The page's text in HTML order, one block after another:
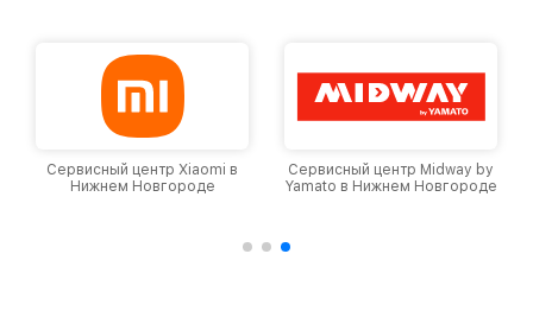
Сервисный центр Xiaomi в
Нижнем Новгороде
Сервисный центр Midway by
Yamato в Нижнем Новгороде